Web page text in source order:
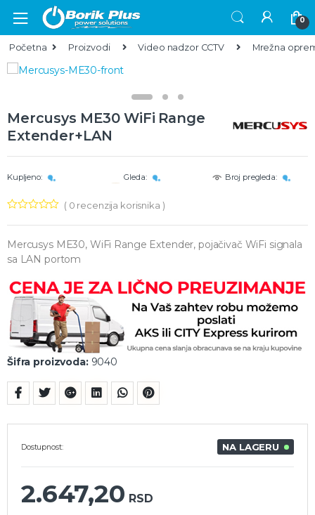
Skip to navigation
Skip to content
0
Početna Proizvodi Video nadzor CCTV Mrežna
Mercusys ME30 WiFi Range
Extender+LAN
Kupljeno: Gleda: Broj pregleda:
( 0 recenzija korisnika )
Mercusys ME30, WiFi Range Extender, pojačivač WiFi signala
sa LAN portom
Šifra proizvoda: 9040
Dostupnost: NA LAGERU
2.647,20 RSD